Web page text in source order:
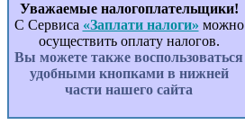
Уважаемые налогоплательщики!
С Сервиса «Заплати налоги» можно
осуществить оплату налогов.
Вы можете также воспользоваться
удобными кнопками в нижней
части нашего сайта